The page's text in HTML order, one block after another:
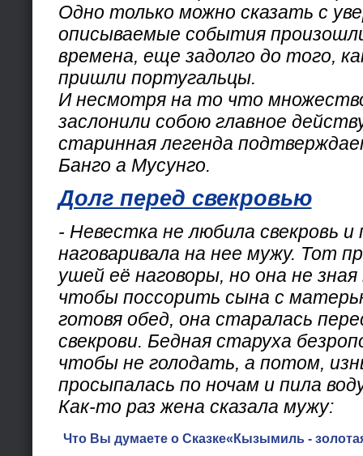
Одно только можно сказать с
описываемые события
времена, еще задолго до того,
пришли португальцы.
И несмотря на то что
заслонили собою главное
старинная легенда
Банго а Мусунго.
Долг перед свекровью
- Невестка не любила свекровь и
наговаривала на нее мужу. Тот
ушей её наговоры, но она не зная
чтобы поссорить сына с
готовя обед, она старалась
свекрови. Бедная старуха
чтобы не голодать, а потом,
просыпалась по ночам и пила
Как-то раз жена сказала мужу:
Что Вы думаете о Сказке«Кызымиль -